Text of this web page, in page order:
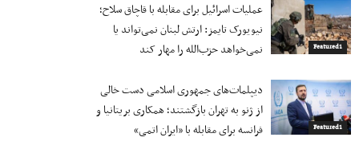
Featured1
عملیات اسرائیل برای مقابله با قاچاق سلاح؛
نیویورک تایمز: ارتش لبنان نمی‌تواند یا
نمی‌خواهد حزب‌الله را مهار کند
Featured1
دیپلمات‌های جمهوری اسلامی دست خالی
از ژنو به تهران بازگشتند؛ همکاری بریتانیا و
فرانسه برای مقابله با «ایران اتمی»